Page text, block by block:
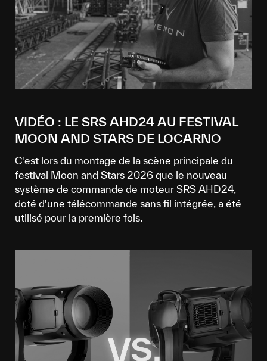
VIDÉO : LE SRS AHD24 AU FESTIVAL
MOON AND STARS DE LOCARNO
C'est lors du montage de la scène principale du
festival Moon and Stars 2026 que le nouveau
système de commande de moteur SRS AHD24,
doté d'une télécommande sans fil intégrée, a été
utilisé pour la première fois.